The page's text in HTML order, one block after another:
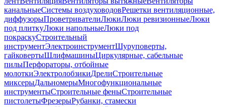
канальныеСистемы воздуховодовРешетки вентиляционные,
диффузорыПроветривателиЛюкиЛюки ревизионныеЛюки
под плиткуЛюки напольныеЛюки под
покраскуСтроительный
инструментЭлектроинструментШуруповерты,
гайковертыШлифмашиныЦиркулярные, сабельные
пилыПерфораторы, отбойные
молоткиЭлектролобзикиДрелиСтроительные
миксерыДальномерыМногофункциональные
инструментыСтроительные феныСтроительные
пистолетыФрезерыРубанки, стамески